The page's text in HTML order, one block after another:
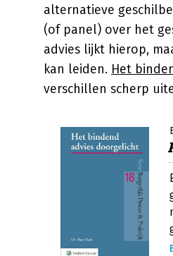
alternatieve
(of panel) over het
advies lijkt hierop,
kan leiden. Het
verschillen scherp